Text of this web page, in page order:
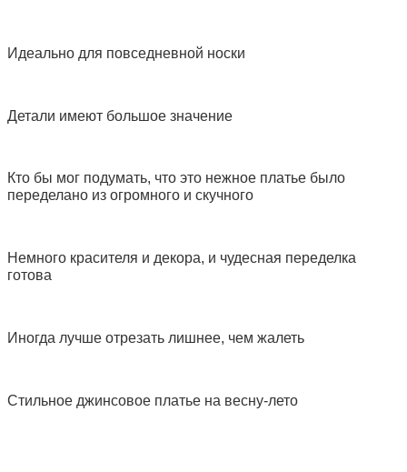
Идеально для повседневной носки
Детали имеют большое значение
Кто бы мог подумать, что это нежное платье было
переделано из огромного и скучного
Немного красителя и декора, и чудесная переделка
готова
Иногда лучше отрезать лишнее, чем жалеть
Стильное джинсовое платье на весну-лето